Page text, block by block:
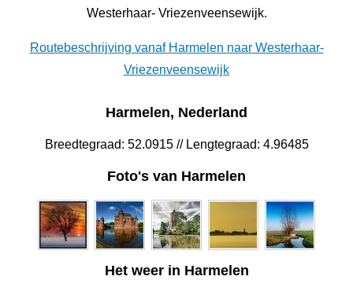
Westerhaar- Vriezenveensewijk.
Routebeschrijving vanaf Harmelen naar Westerhaar-
Vriezenveensewijk
Harmelen, Nederland
Breedtegraad: 52.0915 // Lengtegraad: 4.96485
Foto's van Harmelen
Het weer in Harmelen